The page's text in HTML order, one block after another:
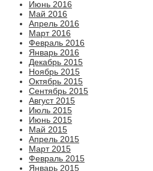
Июнь 2016
Май 2016
Апрель 2016
Март 2016
Февраль 2016
Январь 2016
Декабрь 2015
Ноябрь 2015
Октябрь 2015
Сентябрь 2015
Август 2015
Июль 2015
Июнь 2015
Май 2015
Апрель 2015
Март 2015
Февраль 2015
Январь 2015